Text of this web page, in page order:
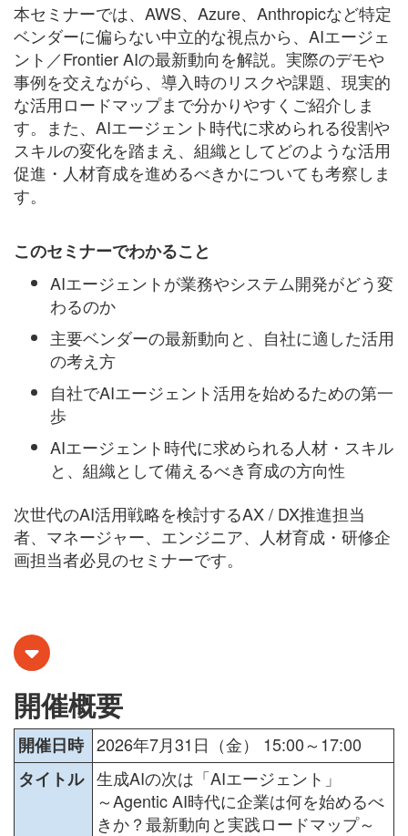
本セミナーでは、AWS、Azure、Anthropicなど特定
ベンダーに偏らない中立的な視点から、AIエージェ
ント／Frontier AIの最新動向を解説。実際のデモや
事例を交えながら、導入時のリスクや課題、現実的
な活用ロードマップまで分かりやすくご紹介しま
す。また、AIエージェント時代に求められる役割や
スキルの変化を踏まえ、組織としてどのような活用
促進・人材育成を進めるべきかについても考察しま
す。
このセミナーでわかること
AIエージェントが業務やシステム開発がどう変
わるのか
主要ベンダーの最新動向と、自社に適した活用
の考え方
自社でAIエージェント活用を始めるための第一
歩
AIエージェント時代に求められる人材・スキル
と、組織として備えるべき育成の方向性
次世代のAI活用戦略を検討するAX / DX推進担当
者、マネージャー、エンジニア、人材育成・研修企
画担当者必見のセミナーです。
開催概要
開催日時 2026年7月31日（金） 15:00～17:00
タイトル 生成AIの次は「AIエージェント」
～Agentic AI時代に企業は何を始めるべ
きか？最新動向と実践ロードマップ～